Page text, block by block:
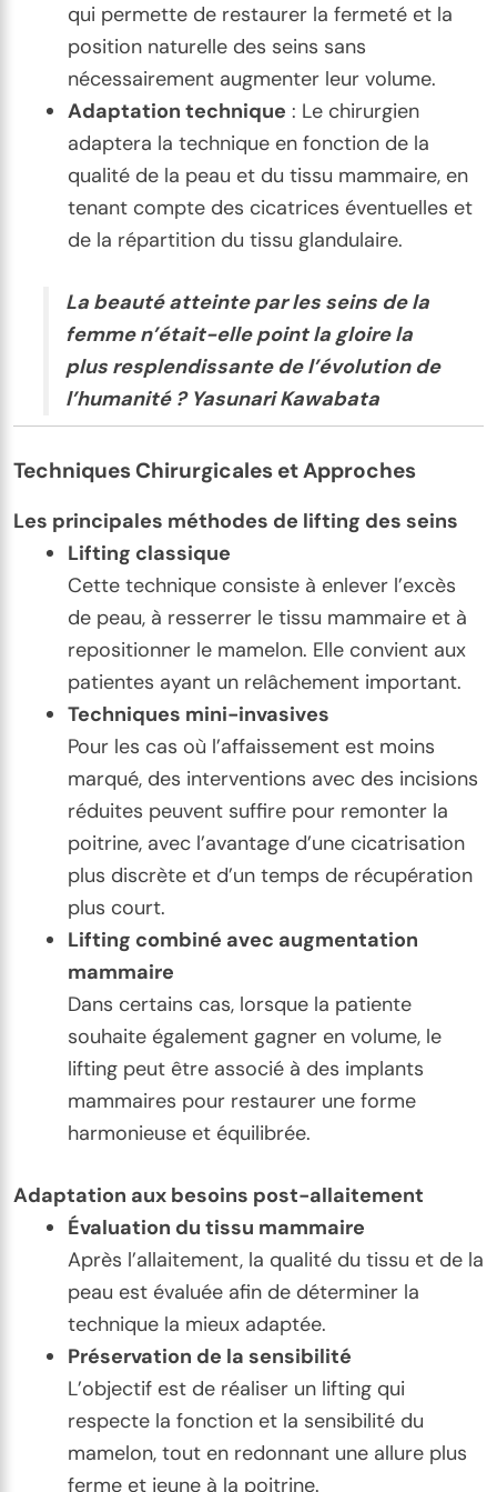
qui permette de restaurer la fermeté et la
position naturelle des seins sans
nécessairement augmenter leur volume.
Adaptation technique : Le chirurgien
adaptera la technique en fonction de la
qualité de la peau et du tissu mammaire, en
tenant compte des cicatrices éventuelles et
de la répartition du tissu glandulaire.
La beauté atteinte par les seins de la
femme n’était-elle point la gloire la
plus resplendissante de l’évolution de
l’humanité ? Yasunari Kawabata
Techniques Chirurgicales et Approches
Les principales méthodes de lifting des seins
Lifting classique
Cette technique consiste à enlever l’excès
de peau, à resserrer le tissu mammaire et à
repositionner le mamelon. Elle convient aux
patientes ayant un relâchement important.
Techniques mini-invasives
Pour les cas où l’affaissement est moins
marqué, des interventions avec des incisions
réduites peuvent suffire pour remonter la
poitrine, avec l’avantage d’une cicatrisation
plus discrète et d’un temps de récupération
plus court.
Lifting combiné avec augmentation
mammaire
Dans certains cas, lorsque la patiente
souhaite également gagner en volume, le
lifting peut être associé à des implants
mammaires pour restaurer une forme
harmonieuse et équilibrée.
Adaptation aux besoins post-allaitement
Évaluation du tissu mammaire
Après l’allaitement, la qualité du tissu et de la
peau est évaluée afin de déterminer la
technique la mieux adaptée.
Préservation de la sensibilité
L’objectif est de réaliser un lifting qui
respecte la fonction et la sensibilité du
mamelon, tout en redonnant une allure plus
ferme et jeune à la poitrine.